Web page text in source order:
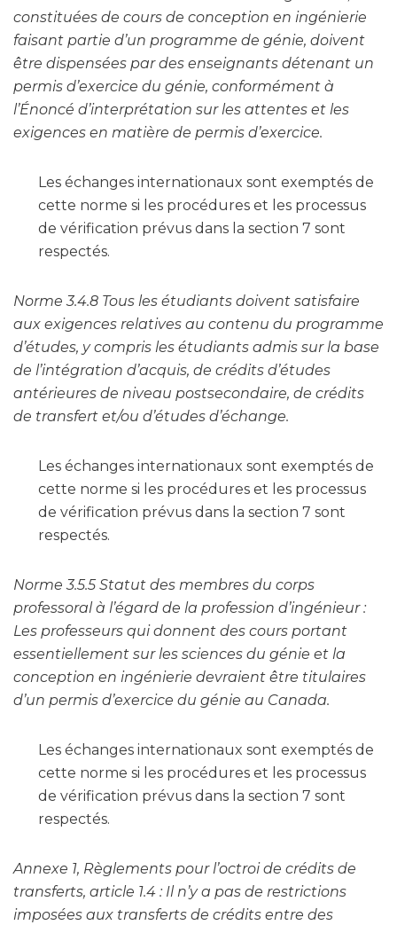
constituées de cours de conception en ingénierie
faisant partie d’un programme de génie, doivent
être dispensées par des enseignants détenant un
permis d’exercice du génie, conformément à
l’Énoncé d’interprétation sur les attentes et les
exigences en matière de permis d’exercice.
Les échanges internationaux sont exemptés de
cette norme si les procédures et les processus
de vérification prévus dans la section 7 sont
respectés.
Norme 3.4.8 Tous les étudiants doivent satisfaire
aux exigences relatives au contenu du programme
d’études, y compris les étudiants admis sur la base
de l’intégration d’acquis, de crédits d’études
antérieures de niveau postsecondaire, de crédits
de transfert et/ou d’études d’échange.
Les échanges internationaux sont exemptés de
cette norme si les procédures et les processus
de vérification prévus dans la section 7 sont
respectés.
Norme 3.5.5 Statut des membres du corps
professoral à l’égard de la profession d’ingénieur :
Les professeurs qui donnent des cours portant
essentiellement sur les sciences du génie et la
conception en ingénierie devraient être titulaires
d’un permis d’exercice du génie au Canada.
Les échanges internationaux sont exemptés de
cette norme si les procédures et les processus
de vérification prévus dans la section 7 sont
respectés.
Annexe 1, Règlements pour l’octroi de crédits de
transferts, article 1.4 : Il n’y a pas de restrictions
imposées aux transferts de crédits entre des